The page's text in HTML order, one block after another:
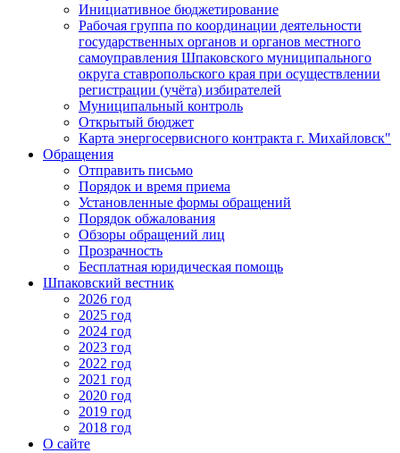
Инициативное бюджетирование
Рабочая группа по координации деятельности
государственных органов и органов местного
самоуправления Шпаковского муниципального
округа ставропольского края при осуществлении
регистрации (учёта) избирателей
Муниципальный контроль
Открытый бюджет
Карта энергосервисного контракта г. Михайловск"
Обращения
Отправить письмо
Порядок и время приема
Установленные формы обращений
Порядок обжалования
Обзоры обращений лиц
Прозрачность
Бесплатная юридическая помощь
Шпаковский вестник
2026 год
2025 год
2024 год
2023 год
2022 год
2021 год
2020 год
2019 год
2018 год
О сайте